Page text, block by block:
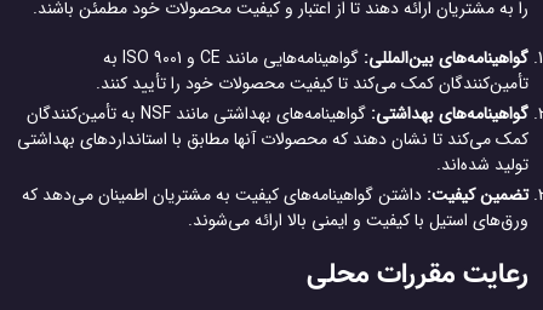
را به مشتریان ارائه دهند تا از اعتبار و کیفیت محصولات خود مطمئن باشند.
گواهینامه‌های بین‌المللی:
گواهینامه‌هایی مانند CE و ISO 9001 به
تأمین‌کنندگان کمک می‌کند تا کیفیت محصولات خود را تأیید کنند.
گواهینامه‌های بهداشتی:
گواهینامه‌های بهداشتی مانند NSF به تأمین‌کنندگان
کمک می‌کند تا نشان دهند که محصولات آنها مطابق با استانداردهای بهداشتی
تولید شده‌اند.
تضمین کیفیت: داشتن گواهینامه‌های کیفیت به مشتریان اطمینان می‌دهد که
ورق‌های استیل با کیفیت و ایمنی بالا ارائه می‌شوند.
رعایت مقررات محلی